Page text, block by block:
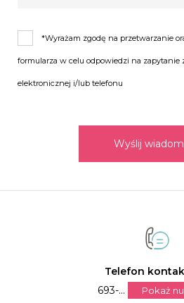
*Wyrażam zgodę na przetwarzanie
formularza w celu odpowiedzi na zapytanie
elektronicznej i/lub telefonu
Wyślij
Telefon
693-...
Pokaż